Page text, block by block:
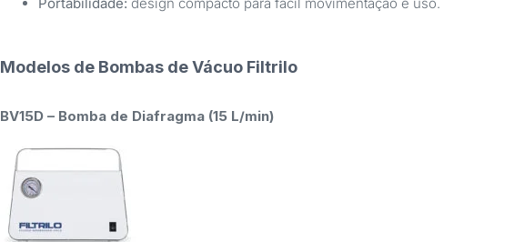
Modelos de Bombas de Vácuo Filtrilo
BV15D – Bomba de Diafragma (15 L/min)